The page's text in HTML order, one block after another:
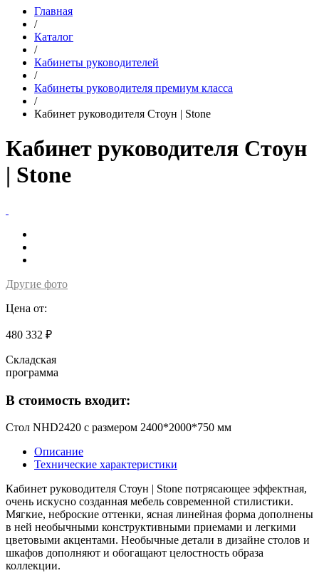
Главная
/
Каталог
/
Кабинеты руководителей
/
Кабинеты руководителя премиум класса
/
Кабинет руководителя Стоун | Stone
Кабинет руководителя Стоун
| Stone
Другие фото
Цена от:
480 332 ₽
Складская
программа
В стоимость входит:
Стол NHD2420 с размером 2400*2000*750 мм
Описание
Технические характеристики
Кабинет руководителя Стоун | Stone потрясающее эффектная,
очень искусно созданная мебель современной стилистики.
Мягкие, неброские оттенки, ясная линейная форма дополнены
в ней необычными конструктивными приемами и легкими
цветовыми акцентами. Необычные детали в дизайне столов и
шкафов дополняют и обогащают целостность образа
коллекции.